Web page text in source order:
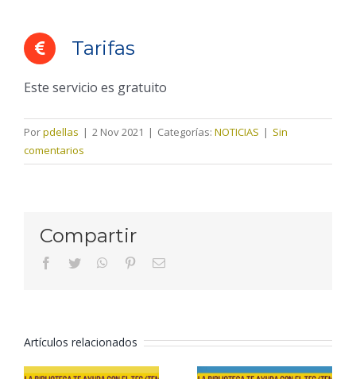
Tarifas
Este servicio es gratuito
Porpdellas | 2 Nov 2021 | Categorías: NOTICIAS | Sin
comentarios
Compartir
facebooktwitter whatsapppinterestCorreo
Artículos relacionados
Formación